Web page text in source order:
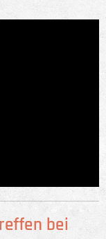
bei